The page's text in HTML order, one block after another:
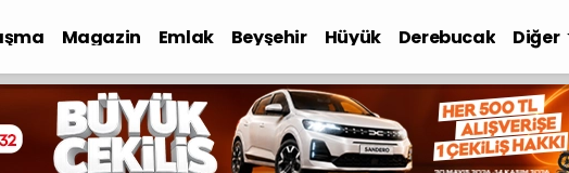
Magazin Emlak Beyşehir Hüyük Derebucak Diğer